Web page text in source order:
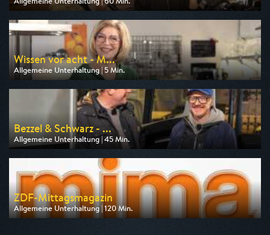
Ausgestrahlt von ARD
am 13.08.2026, 22:50
Wissen vor acht - M...
Allgemeine Unterhaltung | 5 Min.
Ausgestrahlt von ARD
am 13.08.2026, 19:45
Bezzel & Schwarz - ...
Allgemeine Unterhaltung | 45 Min.
Ausgestrahlt von BR
am 10.08.2026, 20:15
ZDF-Mittagsmagazin
Allgemeine Unterhaltung | 120 Min.
Ausgestrahlt von ZDF